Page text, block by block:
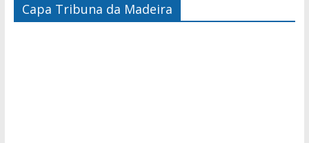
Capa Tribuna da Madeira